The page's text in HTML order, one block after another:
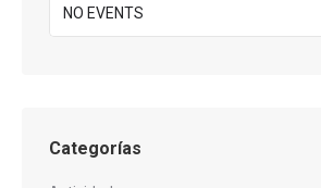
NO EVENTS
Categorías